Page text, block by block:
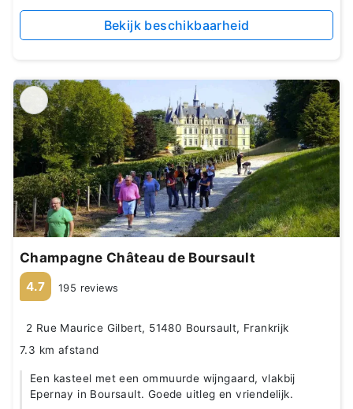
Bekijk beschikbaarheid
Champagne Château de Boursault
4.7 195 reviews
2 Rue Maurice Gilbert, 51480 Boursault, Frankrijk
7.3 km afstand
Een kasteel met een ommuurde wijngaard, vlakbij
Epernay in Boursault. Goede uitleg en vriendelijk.